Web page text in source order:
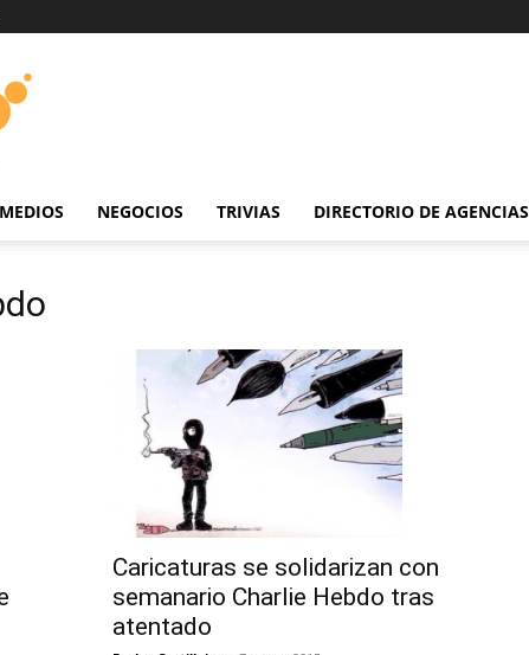
MEDIOS NEGOCIOS TRIVIAS DIRECTORIO DE AGENCIAS
Caricaturas se solidarizan con
semanario Charlie Hebdo tras
atentado